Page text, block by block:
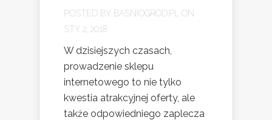
POSTED BY BASNIOGROD.PL
ON
STY 2, 2018
W dzisiejszych czasach,
prowadzenie sklepu
internetowego to nie tylko
kwestia atrakcyjnej oferty, ale
także odpowiedniego zaplecza